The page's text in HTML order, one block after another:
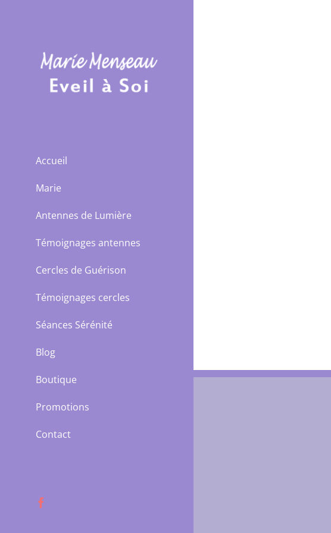
Accueil
Marie
Antennes de Lumière
Témoignages antennes
Cercles de Guérison
Témoignages cercles
Séances Sérénité
Blog
Boutique
Promotions
Contact